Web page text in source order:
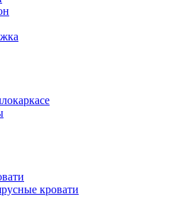
кровати